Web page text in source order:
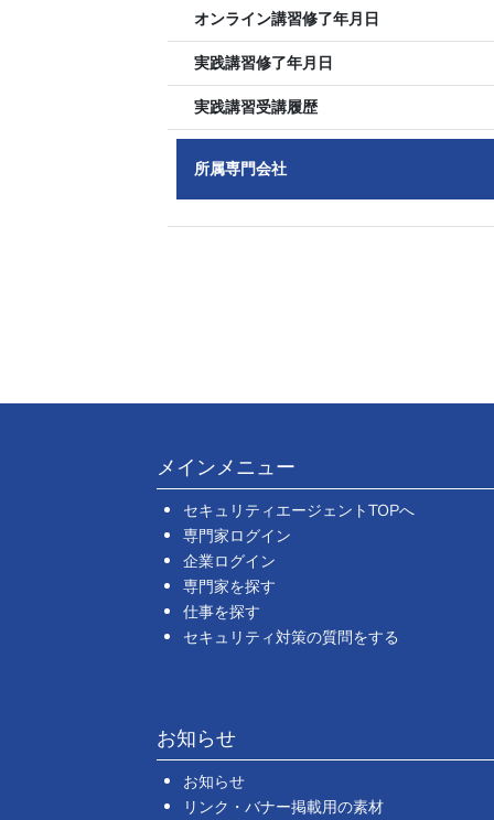
オンライン講習修了年月日
実践講習修了年月日
実践講習受講履歴
所属専門会社
メインメニュー
セキュリティエージェントTOPへ
専門家ログイン
企業ログイン
専門家を探す
仕事を探す
セキュリティ対策の質問をする
お知らせ
お知らせ
リンク・バナー掲載用の素材